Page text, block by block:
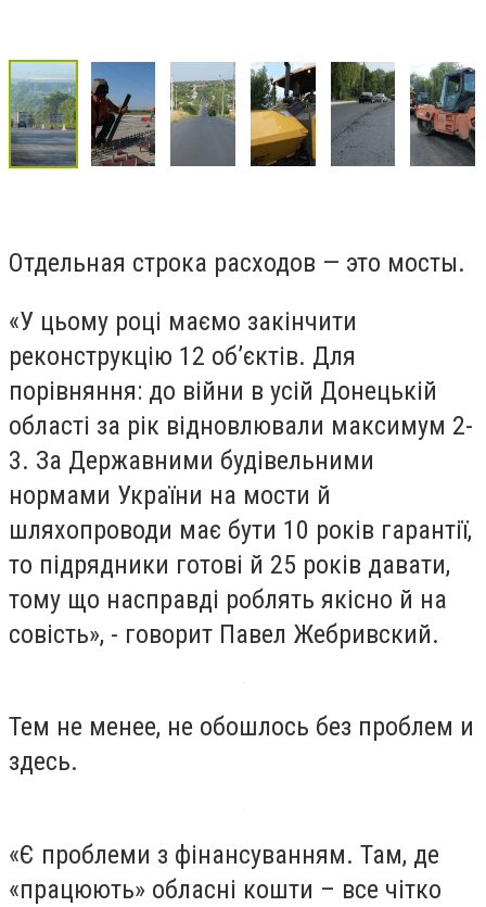
Отдельная строка расходов — это мосты.
«У цьому році маємо закінчити
реконструкцію 12 об’єктів. Для
порівняння: до війни в усій Донецькій
області за рік відновлювали максимум 2-
3. За Державними будівельними
нормами України на мости й
шляхопроводи має бути 10 років гарантії,
то підрядники готові й 25 років давати,
тому що насправді роблять якісно й на
совість», - говорит Павел Жебривский.
Тем не менее, не обошлось без проблем и
здесь.
«Є проблеми з фінансуванням. Там, де
«працюють» обласні кошти – все чітко